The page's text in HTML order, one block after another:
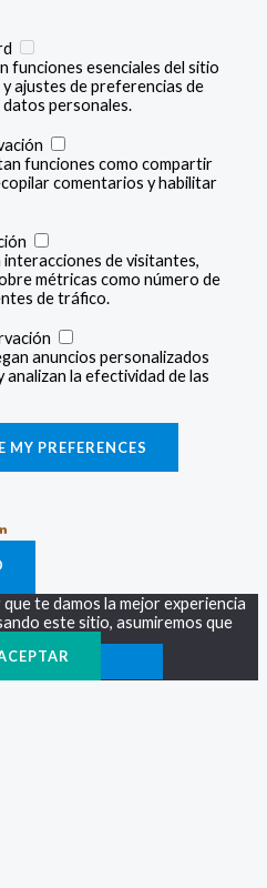
funciones esenciales del sitio
ajustes de preferencias de
personales.
funciones como compartir
comentarios y habilitar
de visitantes,
métricas como número de
de tráfico.
anuncios personalizados
analizan la efectividad de las
MY PREFERENCES
te damos la mejor experiencia
este sitio, asumiremos que